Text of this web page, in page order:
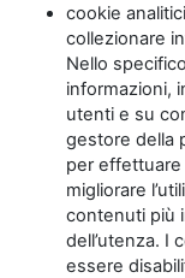
cookie
collezionare
Nello
informazioni,
utenti e su
gestore della
per effettuare
migliorare
contenuti più
dell’utenza. I
essere